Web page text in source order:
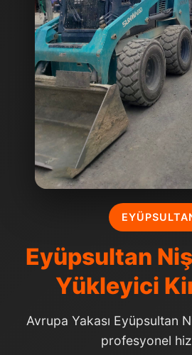
Eyüpsultan
Yükleyici
Avrupa Yakası Eyüpsultan
profesyonel